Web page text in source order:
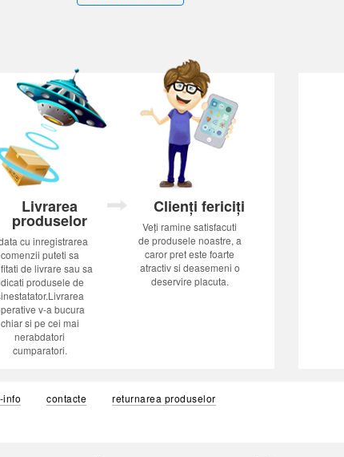
Livrarea
produselor
cu inregistrarea
comenzii puteti sa
de livrare sau sa
produsele de
v-a bucura
chiar si pe cei mai
nerabdatori
cumparatori.
Clienți fericiți
Veți ramine satisfacuti
de produsele noastre, a
caror pret este foarte
atractiv si deasemeni o
deservire placuta.
info contacte
returnarea produselor